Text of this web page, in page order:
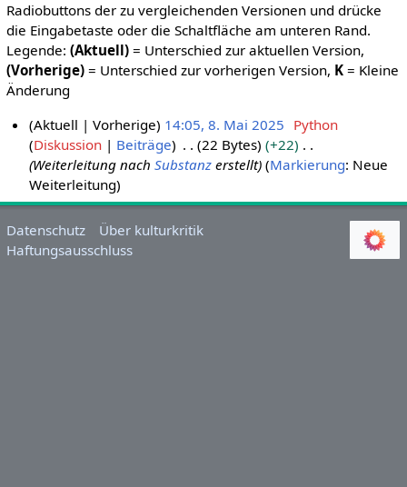
Radiobuttons der zu vergleichenden Versionen und drücke
die Eingabetaste oder die Schaltfläche am unteren Rand.
Legende: (Aktuell)= Unterschied zur aktuellen Version,
(Vorherige)= Unterschied zur vorherigen Version, K= Kleine
Änderung
a
i
2
Aktuell Vorherige 14:05, 8. Mai 2025 Python
Diskussion
Beiträge 22 Bytes
+22
Weiterleitung nachSubstanz erstellt Markierung: Neue
Weiterleitung
Datenschutz
Über kulturkritik
Haftungsausschluss